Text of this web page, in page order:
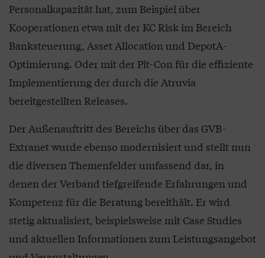
Personalkapazität hat, zum Beispiel über
Kooperationen etwa mit der KC Risk im Bereich
Banksteuerung, Asset Allocation und DepotA-
Optimierung. Oder mit der Pit-Con für die effiziente
Implementierung der durch die Atruvia
bereitgestellten Releases.
Der Außenauftritt des Bereichs über das GVB-
Extranet wurde ebenso modernisiert und stellt nun
die diversen Themenfelder umfassend dar, in
denen der Verband tiefgreifende Erfahrungen und
Kompetenz für die Beratung bereithält. Er wird
stetig aktualisiert, beispielsweise mit Case Studies
und aktuellen Informationen zum Leistungsangebot